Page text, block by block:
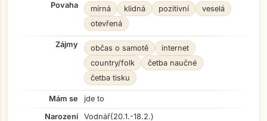
Povaha mírná klidná pozitivní
veselá
otevřená
Zájmy občas o samotě
internet
country/folk
četba naučné
četba tisku
Mám se
jde to
Narození
Vodnář(20.1.-18.2.)